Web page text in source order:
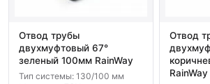
Отвод трубы
двухмуфтовый 67°
зеленый 100мм RainWay
Тип системы: 130/100 мм
Отвод
RainWay